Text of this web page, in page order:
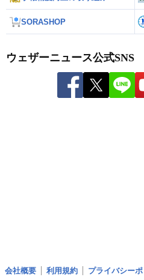
SORASHOP
ウェザーニュース公式SNS
会社概要 利用規約 プライバシー